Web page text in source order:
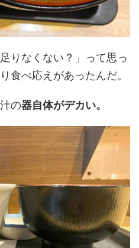
りなくない？」って思っ
食べ応えがあったんだ。
の器自体がデカい。